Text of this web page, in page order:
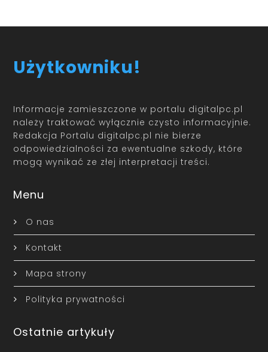
Użytkowniku!
Informacje zamieszczone w portalu digitalpc.pl
należy traktować wyłącznie czysto informacyjnie.
Redakcja Portalu digitalpc.pl nie bierze
odpowiedzialności za ewentualne szkody, które
mogą wynikać ze złej interpretacji treści.
Menu
O nas
Kontakt
Mapa strony
Polityka prywatności
Ostatnie artykuły